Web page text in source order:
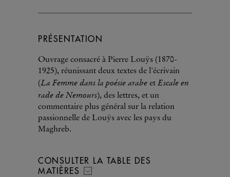
PRÉSENTATION
Ouvrage consacré à Pierre Louÿs (1870-
1925), réunissant deux textes de l'écrivain
(La Femme dans la poésie arabe et Escale en
rade de Nemours), des lettres, et un
commentaire plus général sur la relation
passionnelle de Louÿs avec les pays du
Maghreb.
CONSULTER LA TABLE DES
MATIÈRES